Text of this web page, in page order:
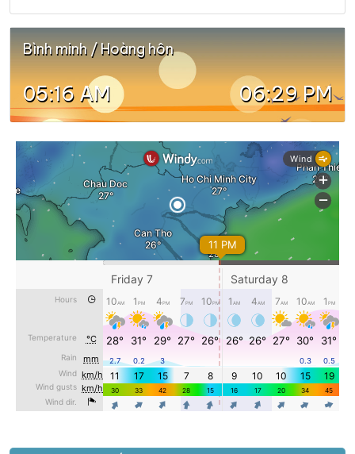
Bình minh / Hoàng hôn
05:16 AM 06:29 PM